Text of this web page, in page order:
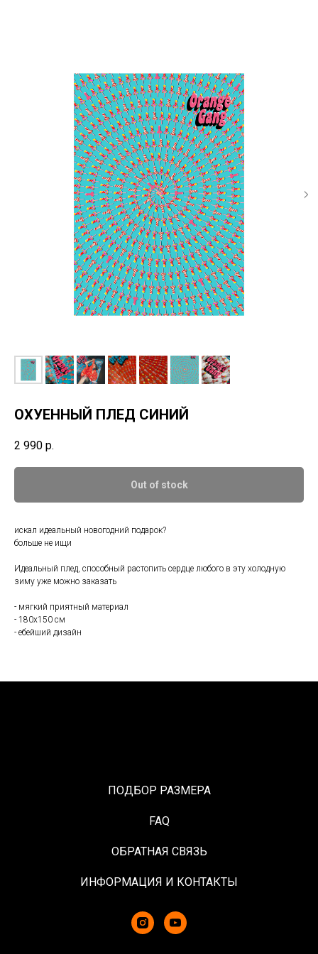
ОХУЕННЫЙ ПЛЕД СИНИЙ
2 990 р.
Out of stock
искал идеальный новогодний подарок?
больше не ищи
Идеальный плед, способный растопить сердце любого в эту холодную
зиму уже можно заказать
- мягкий приятный материал
- 180х150 см
- ебейший дизайн
ПОДБОР РАЗМЕРА
FAQ
ОБРАТНАЯ СВЯЗЬ
ИНФОРМАЦИЯ И КОНТАКТЫ